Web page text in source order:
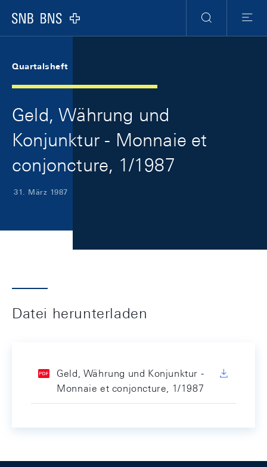
Logo
Suche
Menu
Quartalsheft
Geld, Währung und
Konjunktur - Monnaie et
conjoncture, 1/1987
31. März 1987
Datei herunterladen
Geld, Währung und Konjunktur -
Monnaie et conjoncture, 1/1987